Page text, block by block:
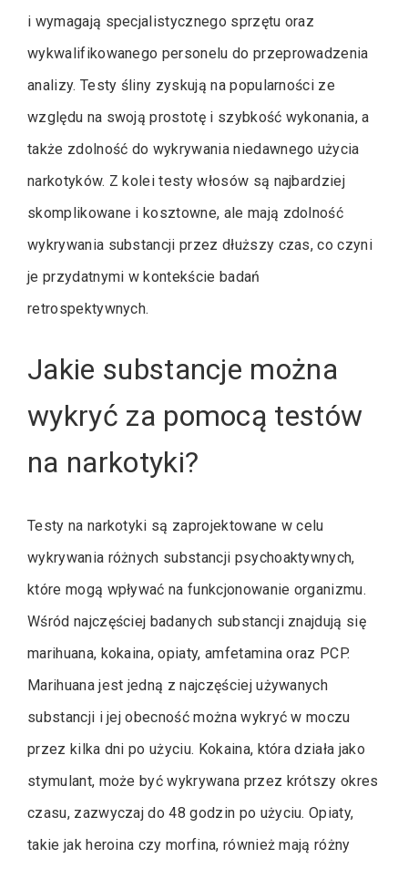
i wymagają specjalistycznego sprzętu oraz
wykwalifikowanego personelu do przeprowadzenia
analizy. Testy śliny zyskują na popularności ze
względu na swoją prostotę i szybkość wykonania, a
także zdolność do wykrywania niedawnego użycia
narkotyków. Z kolei testy włosów są najbardziej
skomplikowane i kosztowne, ale mają zdolność
wykrywania substancji przez dłuższy czas, co czyni
je przydatnymi w kontekście badań
retrospektywnych.
Jakie substancje można
wykryć za pomocą testów
na narkotyki?
Testy na narkotyki są zaprojektowane w celu
wykrywania różnych substancji psychoaktywnych,
które mogą wpływać na funkcjonowanie organizmu.
Wśród najczęściej badanych substancji znajdują się
marihuana, kokaina, opiaty, amfetamina oraz PCP.
Marihuana jest jedną z najczęściej używanych
substancji i jej obecność można wykryć w moczu
przez kilka dni po użyciu. Kokaina, która działa jako
stymulant, może być wykrywana przez krótszy okres
czasu, zazwyczaj do 48 godzin po użyciu. Opiaty,
takie jak heroina czy morfina, również mają różny